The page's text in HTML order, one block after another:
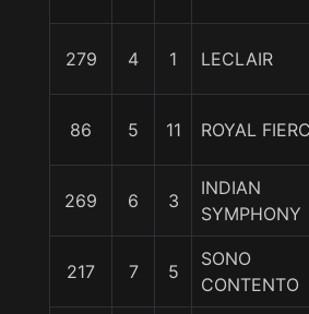
279 4 1 LECLAIR
86 5 11 ROYAL
269 6 3
INDIAN
SYMPHONY
217 7 5
SONO
CONTENTO